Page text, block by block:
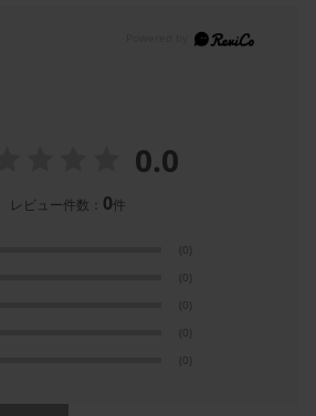
0.0
レビュー件数： 0件
(0)
(0)
(0)
(0)
(0)